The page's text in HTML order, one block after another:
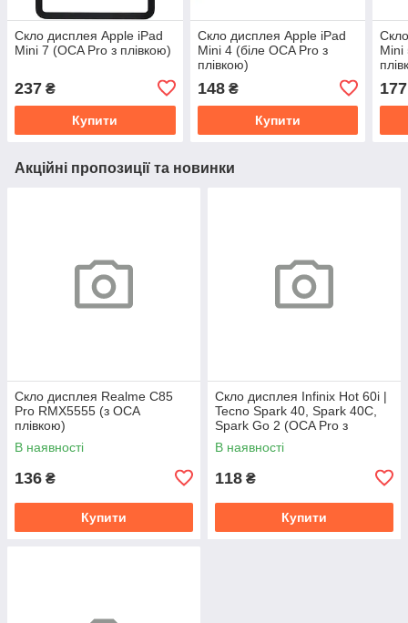
Скло дисплея Apple iPad
Mini 7 (OCA Pro з плівкою)
237 ₴
Купити
Скло дисплея Apple iPad
Mini 4 (біле OCA Pro з
плівкою)
148₴
Купити
Mini
177
Акційні пропозиції та новинки
Скло дисплея Realme C85
Pro RMX5555 (з OCA
плівкою)
В наявності
136 ₴
Купити
Скло дисплея Infinix Hot 60i |
Tecno Spark 40, Spark 40C,
Spark Go 2 (OCA Pro з
плівкою)
В наявності
118 ₴
Купити